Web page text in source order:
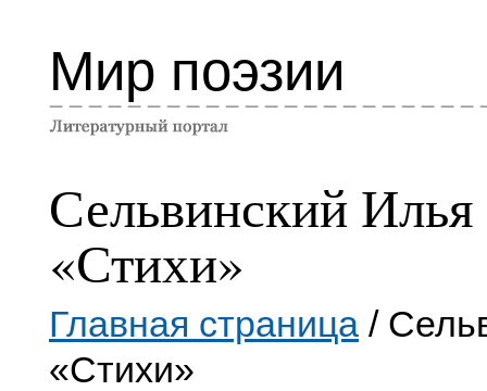
Мир поэзии
Сельвинский Илья
«Стихи»
Главная страница /
«Стихи»